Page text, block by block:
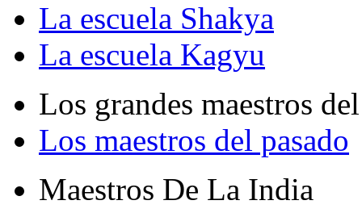
La escuela Shakya
La escuela Kagyu
Los grandes maestros
Los maestros del pasado
Maestros De La India